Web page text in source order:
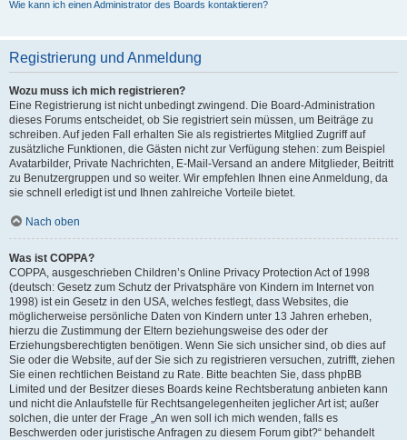
Wie kann ich einen Administrator des Boards kontaktieren?
Registrierung und Anmeldung
Wozu muss ich mich registrieren?
Eine Registrierung ist nicht unbedingt zwingend. Die Board-Administration
dieses Forums entscheidet, ob Sie registriert sein müssen, um Beiträge zu
schreiben. Auf jeden Fall erhalten Sie als registriertes Mitglied Zugriff auf
zusätzliche Funktionen, die Gästen nicht zur Verfügung stehen: zum Beispiel
Avatarbilder, Private Nachrichten, E-Mail-Versand an andere Mitglieder, Beitritt
zu Benutzergruppen und so weiter. Wir empfehlen Ihnen eine Anmeldung, da
sie schnell erledigt ist und Ihnen zahlreiche Vorteile bietet.
Nach oben
Was ist COPPA?
COPPA, ausgeschrieben Children’s Online Privacy Protection Act of 1998
(deutsch: Gesetz zum Schutz der Privatsphäre von Kindern im Internet von
1998) ist ein Gesetz in den USA, welches festlegt, dass Websites, die
möglicherweise persönliche Daten von Kindern unter 13 Jahren erheben,
hierzu die Zustimmung der Eltern beziehungsweise des oder der
Erziehungsberechtigten benötigen. Wenn Sie sich unsicher sind, ob dies auf
Sie oder die Website, auf der Sie sich zu registrieren versuchen, zutrifft, ziehen
Sie einen rechtlichen Beistand zu Rate. Bitte beachten Sie, dass phpBB
Limited und der Besitzer dieses Boards keine Rechtsberatung anbieten kann
und nicht die Anlaufstelle für Rechtsangelegenheiten jeglicher Art ist; außer
solchen, die unter der Frage „An wen soll ich mich wenden, falls es
Beschwerden oder juristische Anfragen zu diesem Forum gibt?“ behandelt